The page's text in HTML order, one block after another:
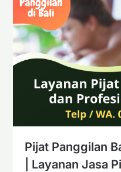
Pijat Panggilan
| Layanan Jasa